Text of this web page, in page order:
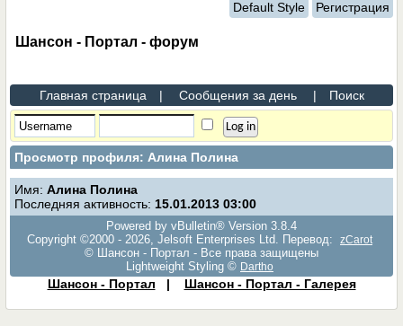
Default Style Регистрация
Шансон - Портал - форум
Главная страница | Сообщения за день | Поиск
Просмотр профиля: Алина Полина
Имя:Алина Полина
Последняя активность: 15.01.201303:00
Powered by vBulletin® Version 3.8.4
Copyright ©2000 - 2026, Jelsoft Enterprises Ltd. Перевод:
zCarot
© Шансон - Портал - Все права защищены
Lightweight Styling © Dartho
Шансон - Портал | Шансон - Портал - Галерея